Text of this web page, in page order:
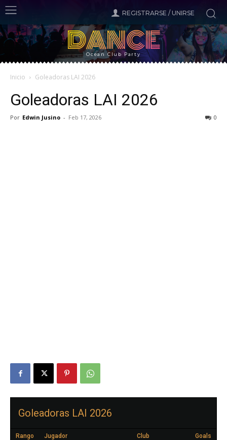
REGISTRARSE / UNIRSE
DANCE
Ocean Club Party
Inicio Goleadoras LAI 2026
Goleadoras LAI 2026
Por Edwin Jusino - Feb 17, 2026 0
Goleadoras LAI 2026
Rango Jugador Club Goals